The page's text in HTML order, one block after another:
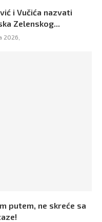
i Vučića nazvati
Zelenskog...
2026,
putem, ne skreće sa